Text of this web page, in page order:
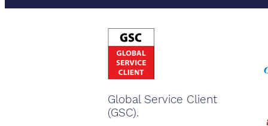
Global Service Client
(GSC).